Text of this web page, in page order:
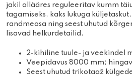
jakil allääres reguleeritav kumm
tagamiseks, kaks lukuga
randmeosa ning seest uhutud
lisavad helkurdetailid.
2-kihiline tuule- ja veekindel
Veepidavus 8000 mm;
Seest uhutud trikotaaž